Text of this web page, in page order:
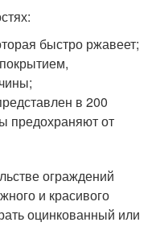
быстро ржавеет;
в 200
предохраняют от
ограждений
и красивого
оцинкованный или